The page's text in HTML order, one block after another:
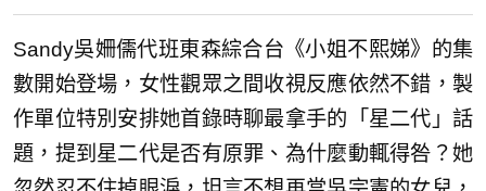
Sandy吳姍儒代班東森綜合台《小姐不熙娣》的集
數開始登場，女性觀眾之間收視反應依然不錯，製
作單位特別安排她首錄時聊最拿手的「星二代」話
題，提到星二代是否有原罪、為什麼動輒得咎？她